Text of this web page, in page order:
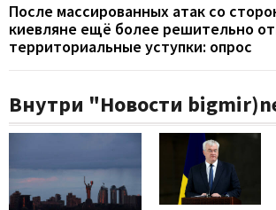
После массированных атак со
киевляне ещё более решительно
территориальные уступки: опрос
Внутри "Новости